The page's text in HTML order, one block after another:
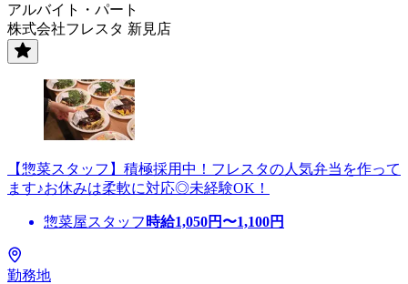
アルバイト・パート
株式会社フレスタ 新見店
【惣菜スタッフ】積極採用中！フレスタの人気弁当を作って
ます♪お休みは柔軟に対応◎未経験OK！
惣菜屋スタッフ 時給1,050円〜1,100円
勤務地